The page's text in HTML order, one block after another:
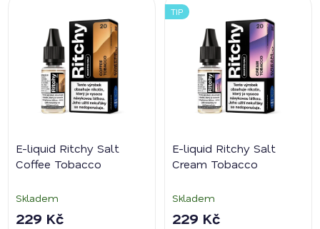
E-liquid Ritchy Salt
Coffee Tobacco
Skladem
229 Kč
TIP
E-liquid Ritchy Salt
Cream Tobacco
Skladem
229 Kč